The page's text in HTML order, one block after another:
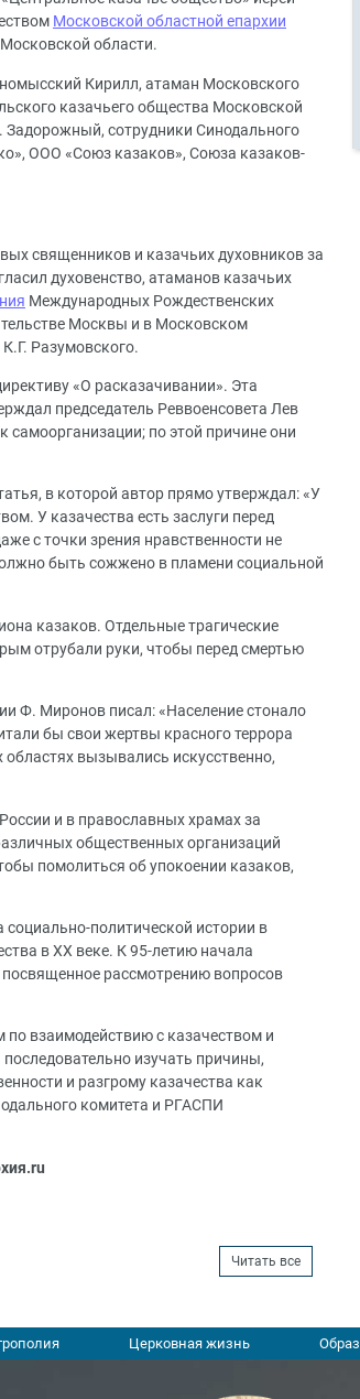
Московской областной епархии
области.
Кирилл, атаман Московского
казачьего общества Московской
сотрудники Синодального
ООО «Союз казаков», Союза казаков-
священников и казачьих духовников за
духовенство, атаманов казачьих
Международных Рождественских
Москвы и в Московском
Разумовского.
«О расказачивании». Эта
председатель Реввоенсовета Лев
самоорганизации; по этой причине они
в которой автор прямо утверждал: «У
У казачества есть заслуги перед
с точки зрения нравственности не
быть сожжено в пламени социальной
казаков. Отдельные трагические
отрубали руки, чтобы перед смертью
Ф. Миронов писал: «Население стонало
бы свои жертвы красного террора
вызывались искусственно,
и в православных храмах за
общественных организаций
помолиться об упокоении казаков,
социально-политической истории в
в ХХ веке. К 95-летию начала
рассмотрению вопросов
взаимодействию с казачеством и
изучать причины,
и разгрому казачества как
комитета и РГАСПИ
Читать все
Церковная жизнь